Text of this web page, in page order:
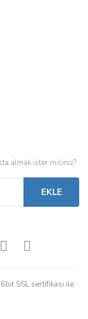
almak ister misiniz?
EKLE
SSL sertifikası ile